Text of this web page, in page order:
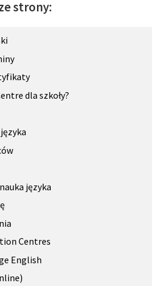
strony:
dla szkoły?
języka
Centres
English